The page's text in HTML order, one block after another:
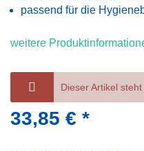
passend für die
weitere
Dieser Artikel
33,85 € *